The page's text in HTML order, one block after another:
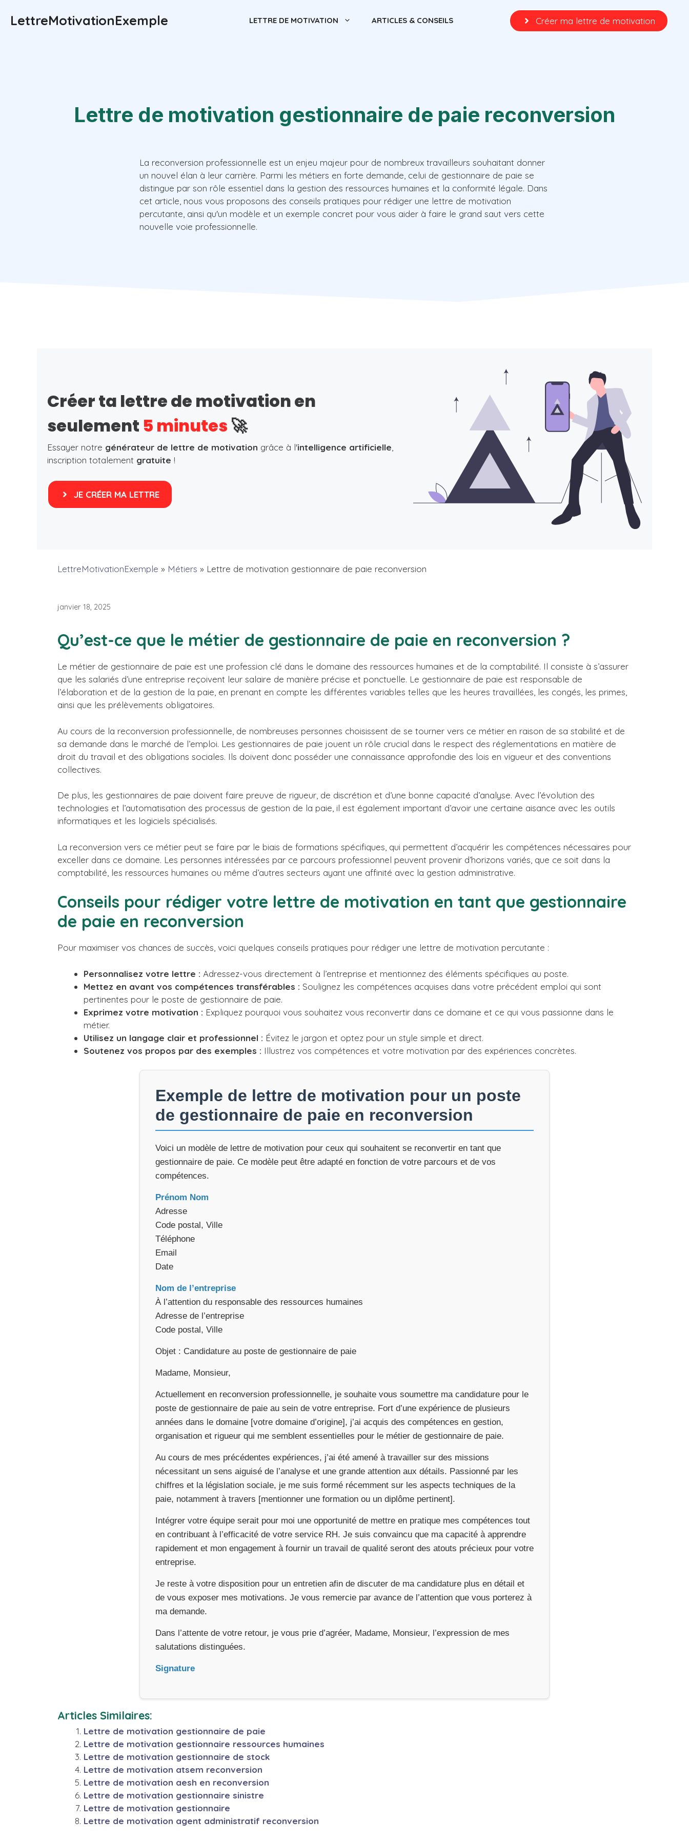
LettreMotivationExemple LETTRE DE MOTIVATION ARTICLES & CONSEILS Créer ma lettre de motivation
Lettre de motivation gestionnaire de paie reconversion
La reconversion professionnelle est un enjeu majeur pour de nombreux travailleurs souhaitant donner
un nouvel élan à leur carrière. Parmi les métiers en forte demande, celui de gestionnaire de paie se
distingue par son rôle essentiel dans la gestion des ressources humaines et la conformité légale. Dans
cet article, nous vous proposons des conseils pratiques pour rédiger une lettre de motivation
percutante, ainsi qu'un modèle et un exemple concret pour vous aider à faire le grand saut vers cette
nouvelle voie professionnelle.
Créer ta lettre de motivation en
seulement 5 minutes 🚀
Essayer notre générateur de lettre de motivation grâce à l'intelligence artificielle,
inscription totalement gratuite !
JE CRÉER MA LETTRE
LettreMotivationExemple » Métiers » Lettre de motivation gestionnaire de paie reconversion
janvier 18, 2025
Qu’est-ce que le métier de gestionnaire de paie en reconversion ?
Le métier de gestionnaire de paie est une profession clé dans le domaine des ressources humaines et de la comptabilité. Il consiste à s’assurer
que les salariés d’une entreprise reçoivent leur salaire de manière précise et ponctuelle. Le gestionnaire de paie est responsable de
l’élaboration et de la gestion de la paie, en prenant en compte les différentes variables telles que les heures travaillées, les congés, les primes,
ainsi que les prélèvements obligatoires.
Au cours de la reconversion professionnelle, de nombreuses personnes choisissent de se tourner vers ce métier en raison de sa stabilité et de
sa demande dans le marché de l’emploi. Les gestionnaires de paie jouent un rôle crucial dans le respect des réglementations en matière de
droit du travail et des obligations sociales. Ils doivent donc posséder une connaissance approfondie des lois en vigueur et des conventions
collectives.
De plus, les gestionnaires de paie doivent faire preuve de rigueur, de discrétion et d’une bonne capacité d’analyse. Avec l’évolution des
technologies et l’automatisation des processus de gestion de la paie, il est également important d’avoir une certaine aisance avec les outils
informatiques et les logiciels spécialisés.
La reconversion vers ce métier peut se faire par le biais de formations spécifiques, qui permettent d’acquérir les compétences nécessaires pour
exceller dans ce domaine. Les personnes intéressées par ce parcours professionnel peuvent provenir d’horizons variés, que ce soit dans la
comptabilité, les ressources humaines ou même d’autres secteurs ayant une affinité avec la gestion administrative.
Conseils pour rédiger votre lettre de motivation en tant que gestionnaire
de paie en reconversion
Pour maximiser vos chances de succès, voici quelques conseils pratiques pour rédiger une lettre de motivation percutante :
Personnalisez votre lettre : Adressez-vous directement à l’entreprise et mentionnez des éléments spécifiques au poste.
Mettez en avant vos compétences transférables : Soulignez les compétences acquises dans votre précédent emploi qui sont
pertinentes pour le poste de gestionnaire de paie.
Exprimez votre motivation : Expliquez pourquoi vous souhaitez vous reconvertir dans ce domaine et ce qui vous passionne dans le
métier.
Utilisez un langage clair et professionnel : Évitez le jargon et optez pour un style simple et direct.
Soutenez vos propos par des exemples : Illustrez vos compétences et votre motivation par des expériences concrètes.
Exemple de lettre de motivation pour un poste
de gestionnaire de paie en reconversion
Voici un modèle de lettre de motivation pour ceux qui souhaitent se reconvertir en tant que
gestionnaire de paie. Ce modèle peut être adapté en fonction de votre parcours et de vos
compétences.
Prénom Nom
Adresse
Code postal, Ville
Téléphone
Email
Date
Nom de l’entreprise
À l’attention du responsable des ressources humaines
Adresse de l’entreprise
Code postal, Ville
Objet : Candidature au poste de gestionnaire de paie
Madame, Monsieur,
Actuellement en reconversion professionnelle, je souhaite vous soumettre ma candidature pour le
poste de gestionnaire de paie au sein de votre entreprise. Fort d’une expérience de plusieurs
années dans le domaine [votre domaine d’origine], j’ai acquis des compétences en gestion,
organisation et rigueur qui me semblent essentielles pour le métier de gestionnaire de paie.
Au cours de mes précédentes expériences, j’ai été amené à travailler sur des missions
nécessitant un sens aiguisé de l’analyse et une grande attention aux détails. Passionné par les
chiffres et la législation sociale, je me suis formé récemment sur les aspects techniques de la
paie, notamment à travers [mentionner une formation ou un diplôme pertinent].
Intégrer votre équipe serait pour moi une opportunité de mettre en pratique mes compétences tout
en contribuant à l’efficacité de votre service RH. Je suis convaincu que ma capacité à apprendre
rapidement et mon engagement à fournir un travail de qualité seront des atouts précieux pour votre
entreprise.
Je reste à votre disposition pour un entretien afin de discuter de ma candidature plus en détail et
de vous exposer mes motivations. Je vous remercie par avance de l’attention que vous porterez à
ma demande.
Dans l’attente de votre retour, je vous prie d’agréer, Madame, Monsieur, l’expression de mes
salutations distinguées.
Signature
Articles Similaires:
Lettre de motivation gestionnaire de paie
Lettre de motivation gestionnaire ressources humaines
Lettre de motivation gestionnaire de stock
Lettre de motivation atsem reconversion
Lettre de motivation aesh en reconversion
Lettre de motivation gestionnaire sinistre
Lettre de motivation gestionnaire
Lettre de motivation agent administratif reconversion